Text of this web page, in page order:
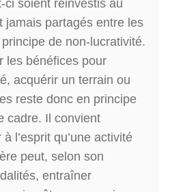
ci soient réinvestis au
jamais partagés entre les
de non-lucrativité.
les bénéfices pour
acquérir un terrain ou
reste donc en principe
cadre. Il convient
l’esprit qu’une activité
peut, selon son
entraîner